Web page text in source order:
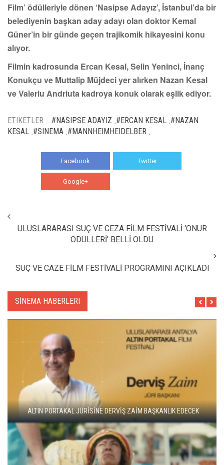
Film’ ödülleriyle dönen ‘Nasipse Adayız’, İstanbul’da bir
belediyenin başkan aday adayı olan doktor Kemal
Güner’in bir günde geçen trajikomik hikayesini konu
alıyor.
Filmin kadrosunda Ercan Kesal, Selin Yeninci, İnanç
Konukçu ve Muttalip Müjdeci yer alırken Nazan Kesal
ve Valeriu Andriuta kadroya konuk olarak eşlik ediyor.
ETIKETLER : #NASIPSE ADAYIZ #ERCAN KESAL #NAZAN
KESAL #SINEMA #MANNHEIMHEIDELBER
Facebook Twitter
Google+
ULUSLARARASI SUÇ VE CEZA FİLM FESTİVALİ ‘ONUR
ÖDÜLLERİ’ BELLİ OLDU
SUÇ VE CAZE FİLM FESTİVALİ PROGRAMINI AÇIKLADI
SİNEMA HABERLERI
ADANA ALTIN KOZA'DA JÜRİ BAŞKANI ZUHAL OLCAY